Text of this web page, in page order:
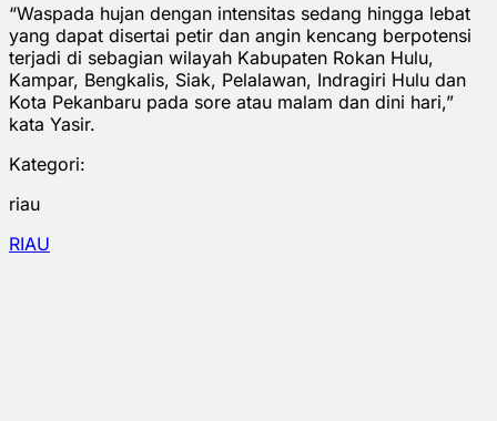
“Waspada hujan dengan intensitas sedang hingga lebat
yang dapat disertai petir dan angin kencang berpotensi
terjadi di sebagian wilayah Kabupaten Rokan Hulu,
Kampar, Bengkalis, Siak, Pelalawan, Indragiri Hulu dan
Kota Pekanbaru pada sore atau malam dan dini hari,”
kata Yasir.
Kategori:
riau
RIAU